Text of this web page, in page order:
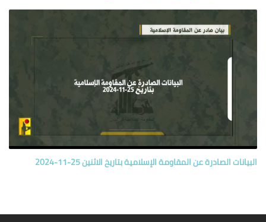
البيانات الصادرة عن المقاومة الإسلامية بتاريخ الاثنين 25-11-2024